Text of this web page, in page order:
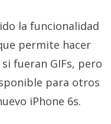
la funcionalidad
permite hacer
fueran GIFs, pero
para otros
iPhone 6s.